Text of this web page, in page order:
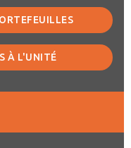
À L'UNITÉ